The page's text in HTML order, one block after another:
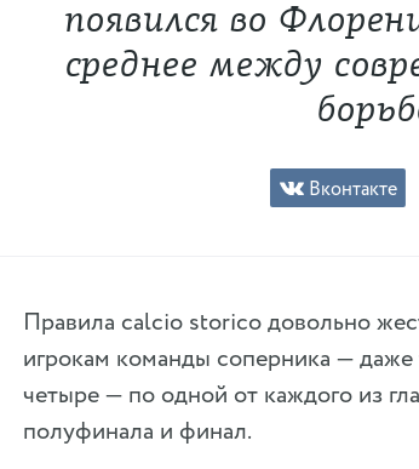
появился во
среднее между
Вконтакте
Правила calcio storico довольно
игрокам команды соперника —
четыре — по одной от каждого из
полуфинала и финал.